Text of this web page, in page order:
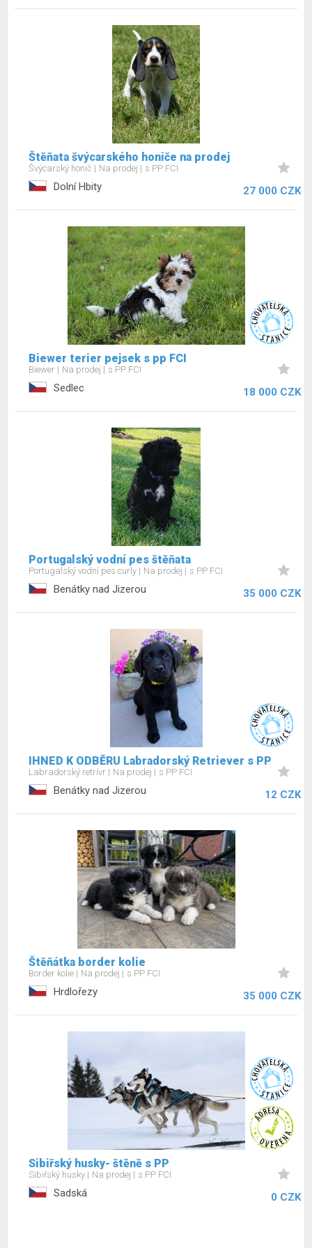
Štěňata švýcarského honiče na prodej
Švýcarský honič Na prodej s PP FCI
Dolní Hbity 27 000 CZK
Biewer terier pejsek s pp FCI
Biewer Na prodej s PP FCI
Sedlec 18 000 CZK
Portugalský vodní pes štěňata
Portugalský vodní pes curly Na prodej s PP FCI
Benátky nad Jizerou 35 000 CZK
IHNED K ODBĚRU Labradorský Retriever s PP
Labradorský retrívr Na prodej s PP FCI
Benátky nad Jizerou 12 CZK
Štěňátka border kolie
Border kolie Na prodej s PP FCI
Hrdlořezy 35 000 CZK
Sibiřský husky- štěně s PP
Sibiřský husky Na prodej s PP FCI
Sadská 0 CZK